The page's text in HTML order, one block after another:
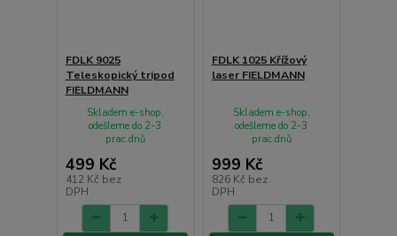
FDLK 9025
Teleskopický tripod
FIELDMANN
499 Kč
412 Kč bez
DPH
Skladem e-shop,
odešleme do 2-3
prac.dnů
FDLK 1025 Křížový
laser FIELDMANN
999 Kč
826 Kč bez
DPH
Skladem e-shop,
odešleme do 2-3
prac.dnů